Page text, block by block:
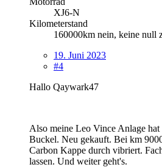
XJ6-N
Kilometerstand
160000km nein, keine null
19. Juni 2023
#4
Hallo Qaywark47
Also meine Leo Vince Anlage
Buckel. Neu gekauft. Bei km
Carbon Kappe durch vibriert.
lassen. Und weiter geht's.